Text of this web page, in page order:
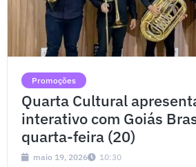
Promoções
Quarta Cultural
interativo com Goiás
quarta-feira (20)
maio 19, 2026 10:30